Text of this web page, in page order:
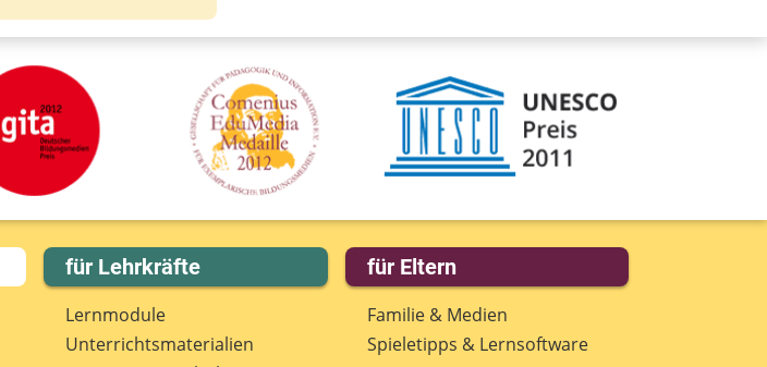
für Lehrkräfte
Lernmodule
Unterrichts­materialien
für Eltern
Familie & Medien
Spieletipps & Lernsoftware